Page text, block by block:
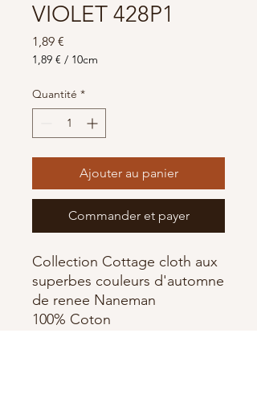
VIOLET 428P1
1,89 €
1,89 € / 10cm
pour
10
Centimètres
Quantité *
Ajouter au panier
Commander et payer
Collection Cottage cloth aux
superbes couleurs d'automne
de renee Naneman
100% Coton